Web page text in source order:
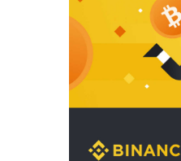
người tại
Link) để có
2. Các tiêu
chăn ga gối
ngủ
Để sở hữu
cao cấp
công năng,
nhắc kỹ